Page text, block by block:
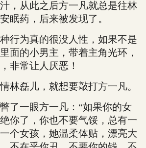
，从此之后方一凡就总是往林
眠药，后来被发现了。
为真的很没人性，如果不是
面的小男主，带着主角光环，
非常让人厌恶！
磊儿，就想要敲打方一凡。
一眼方一凡：“如果你的女
你了，你也不要气馁，总有一
个女孩，她温柔体贴，漂亮大